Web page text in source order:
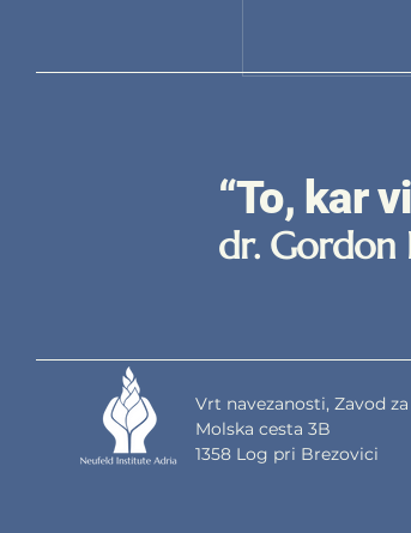
Vrt navezanosti, Zavod
Molska cesta 3B
1358 Log pri Brezovici
“To, kar
dr. Gordon